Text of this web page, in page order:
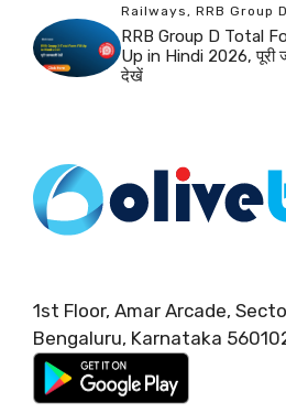
Railways, RRB Group D
RRB Group D Total
Up in Hindi 2026, पूरी
देखें
1st Floor, Amar Arcade,
Bengaluru, Karnataka